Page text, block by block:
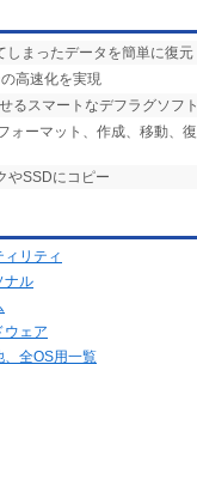
しまったデータを簡単に復元
高速化を実現
るスマートなデフラグソフト
ォーマット、作成、移動、復
やSSDにコピー
ィリティ
ナル
ウェア
、全OS用一覧